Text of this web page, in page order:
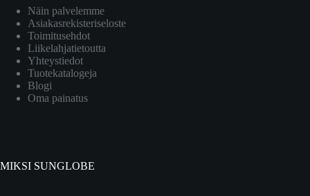
Näin palvelemme
Asiakasrekisteriseloste
Toimitusehdot
Liikelahjatietoutta
Yhteystiedot
Tuotekatalogeja
Blogi
Oma painatus
MIKSI SUNGLOBE